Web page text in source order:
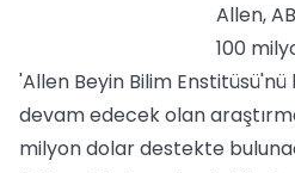
Allen,
100
'Allen Beyin Bilim Enstitüsü'nü
devam edecek olan
milyon dolar destekte